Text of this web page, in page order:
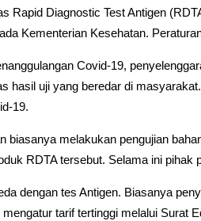
Rapid Diagnostic Test Antigen
Kementerian Kesehatan.
Covid-19,
hasil uji yang beredar di
19.
biasanya melakukan pengujian
RDTA tersebut. Selama ini pihak
dengan tes Antigen. Biasanya
mengatur tarif tertinggi melalui Surat